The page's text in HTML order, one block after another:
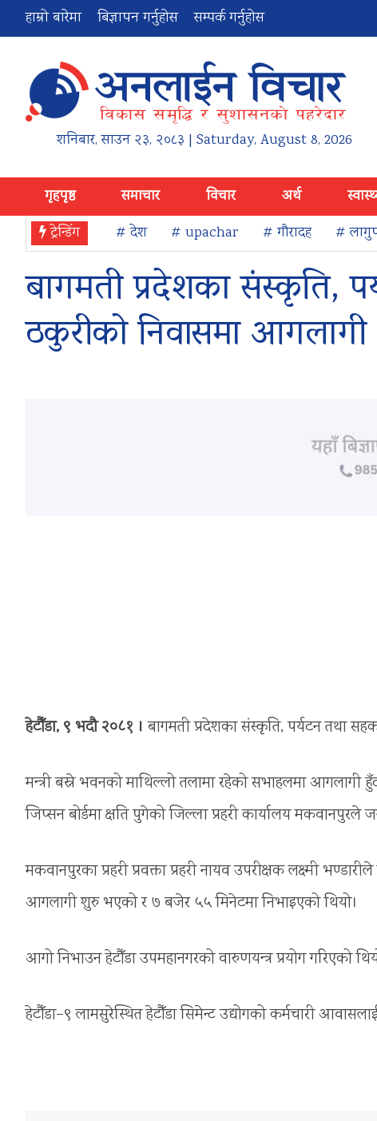
हाम्रो बारेमा बिज्ञापन गर्नुहोस सम्पर्क गर्नुहोस
शनिबार,साउन २३, २०८३ | Saturday, August 8, 2026
गृहपृष्ठ समाचार विचार अर्थ
ट्रेन्डिंग
# देश # upachar # गौरादह #
बागमती प्रदेशका संस्कृति,
ठकुरीको निवासमा आगलागी
हेटौँडा, ९ भदौ २०८१ । बागमती प्रदेशका संस्कृति, पर्यटन तथा
मन्त्री बस्ने भवनको माथिल्लो तलामा रहेको सभाहलमा आगलागी
जिप्सन बोर्डमा क्षति पुगेको जिल्ला प्रहरी कार्यालय मकवानपुरले
मकवानपुरका प्रहरी प्रवक्ता प्रहरी नायव उपरीक्षक लक्ष्मी
आगलागी शुरु भएको र ७ बजेर ५५ मिनेटमा निभाइएको थियो।
आगो निभाउन हेटौँडा उपमहानगरको वारुणयन्त्र प्रयोग गरिएको
हेटौँडा–९ लामसुरेस्थित हेटौँडा सिमेन्ट उद्योगको कर्मचारी